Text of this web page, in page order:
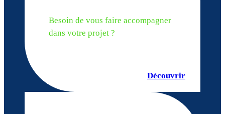
Besoin de vous faire accompagner
dans votre projet ?
Découvrir